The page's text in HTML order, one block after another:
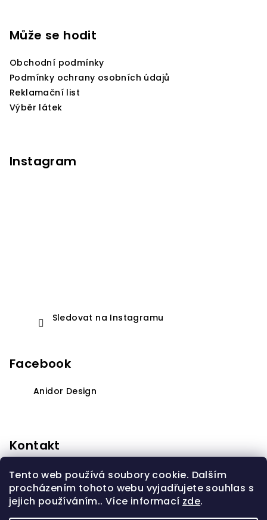
Tento web používá soubory cookie. Dalším
procházením tohoto webu vyjadřujete souhlas s
jejich používáním.. Více informací zde.
Může se hodit
Obchodní podmínky
Podmínky ochrany osobních údajů
Reklamační list
Výběr látek
Instagram
Sledovat na Instagramu
Facebook
Anidor Design
Kontakt
anidorprodeti@ seznam.cz
+420603310232